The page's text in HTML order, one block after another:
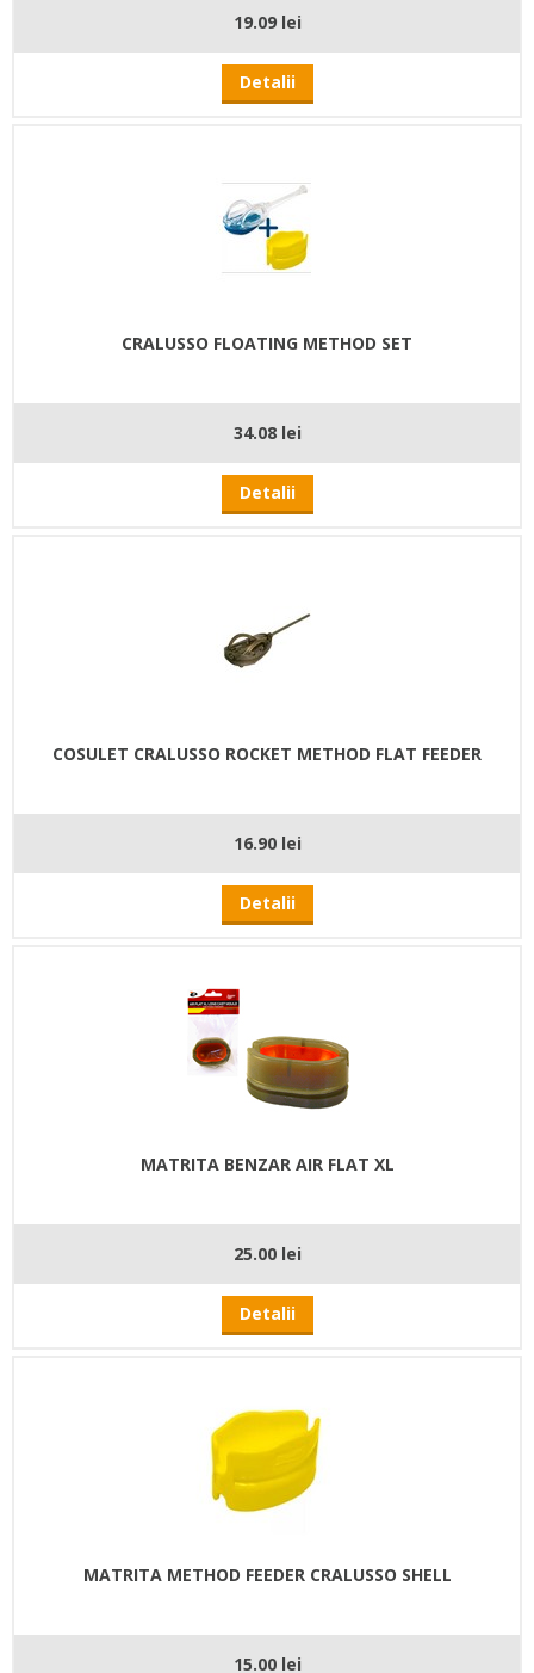
19.09 lei
Detalii
CRALUSSO FLOATING METHOD SET
34.08 lei
Detalii
COSULET CRALUSSO ROCKET METHOD FLAT FEEDER
16.90 lei
Detalii
MATRITA BENZAR AIR FLAT XL
25.00 lei
Detalii
MATRITA METHOD FEEDER CRALUSSO SHELL
15.00 lei